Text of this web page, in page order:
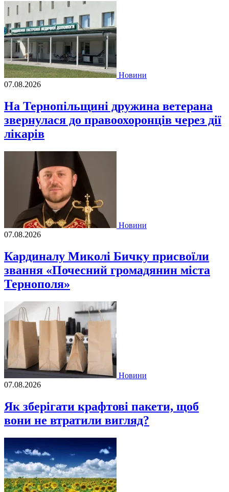
Новини
07.08.2026
На Тернопільщині дружина ветерана
звернулася до правоохоронців через дії
лікарів
Новини
07.08.2026
Кардиналу Миколі Бичку присвоїли
звання «Почесний громадянин міста
Тернополя»
Новини
07.08.2026
Як зберігати крафтові пакети, щоб
вони не втратили вигляд?